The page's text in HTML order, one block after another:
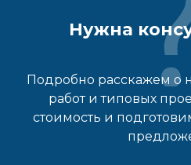
Нужна
Подробно расскажем о
работ и типовых
стоимость и